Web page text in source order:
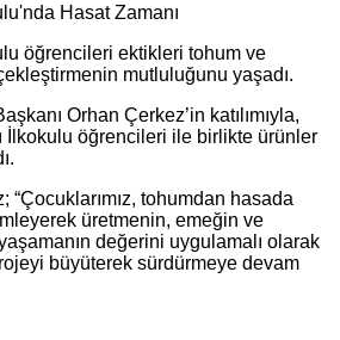
Hasat Zamanı
öğrencileri ektikleri tohum ve
mutluluğunu yaşadı.
Orhan Çerkez’in katılımıyla,
İlkokulu öğrencileri ile birlikte ürünler
“Çocuklarımız, tohumdan hasada
üretmenin, emeğin ve
değerini uygulamalı olarak
büyüterek sürdürmeye devam